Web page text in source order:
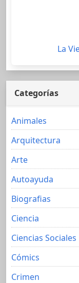
La
Categorías
Animales
Arquitectura
Arte
Autoayuda
Biografias
Ciencia
Ciencias Sociales
Cómics
Crimen